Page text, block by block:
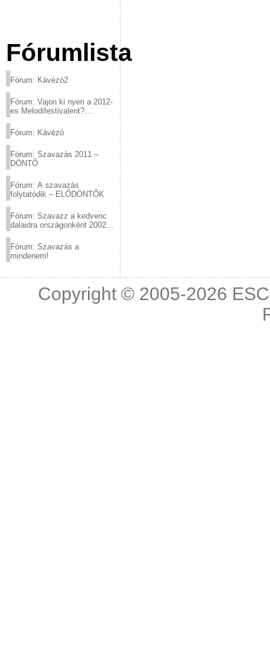
Fórumlista
Fórum: Kávézó2
Fórum: Vajon ki nyeri a 2012-
es Melodifestivalent?
Fórum: Kávézó
Fórum: Szavazás 2011 –
DÖNTŐ
Fórum: A szavazás
folytatódik – ELŐDÖNTŐK
Fórum: Szavazz a kedvenc
dalaidra országonként 2002
Fórum: Szavazás a
mindenem!
Copyright © 2005-2026